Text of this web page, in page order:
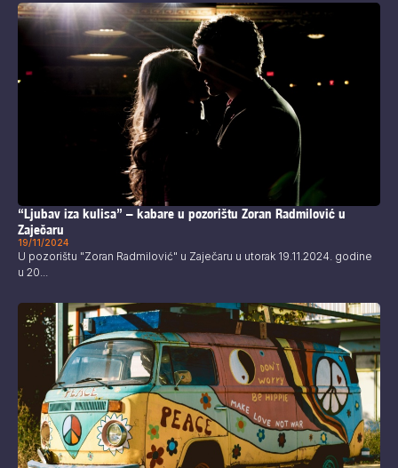
“Ljubav iza kulisa” – kabare u pozorištu Zoran Radmilović u
Zaječaru
19/11/2024
U pozorištu "Zoran Radmilović" u Zaječaru u utorak 19.11.2024. godine
u 20...